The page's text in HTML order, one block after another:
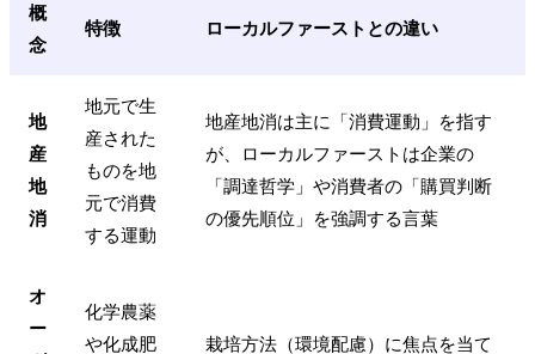
概
念
特徴 ローカルファーストとの違い
地
産
地
消
地元で生
産された
ものを地
元で消費
する運動
地産地消は主に「消費運動」を指す
が、ローカルファーストは企業の
「調達哲学」や消費者の「購買判断
の優先順位」を強調する言葉
オ
ー
化学農薬
や化成肥
栽培方法（環境配慮）に焦点を当て